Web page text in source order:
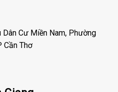
Cư Miền Nam, Phường
Cần Thơ